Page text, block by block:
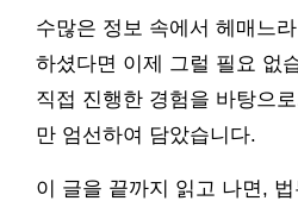
수많은 정보 속에서 헤매느
하셨다면 이제 그럴 필요 없
직접 진행한 경험을 바탕으
만 엄선하여 담았습니다.
이 글을 끝까지 읽고 나면,